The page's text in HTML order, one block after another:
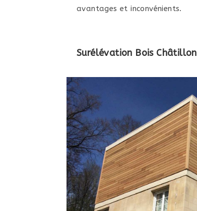
avantages et inconvénients.
Surélévation Bois Châtillon